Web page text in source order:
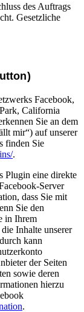
des Auftrags
Gesetzliche
Facebook,
California
Sie an dem
mir“) auf unserer
finden Sie
.
Plugin eine direkte
Server
dass Sie mit
Sie den
in Ihrem
Inhalte unserer
kann
der Seiten
sowie deren
hierzu
.